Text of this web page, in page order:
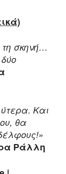
σκηνή…
Και
θα
Ράλλη